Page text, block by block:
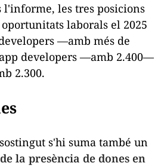
l'informe, les tres posicions
laborals el 2025
—amb més de
app developers —amb 2.400—
2.300.
s'hi suma també un
la presència de dones en